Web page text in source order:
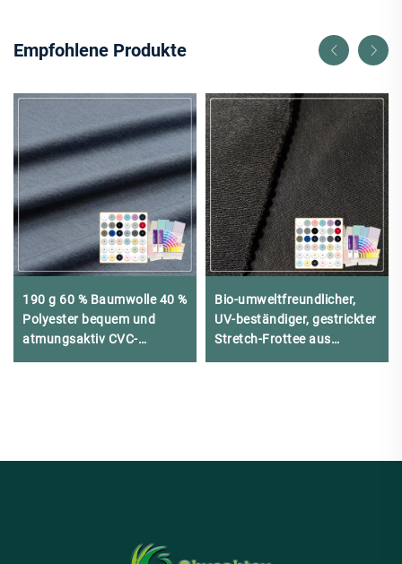
Empfohlene Produkte
190 g 60 % Baumwolle 40 %
Polyester bequem und
atmungsaktiv CVC-
Bio-umweltfreundlicher,
UV-beständiger, gestrickter
Stretch-Frottee aus